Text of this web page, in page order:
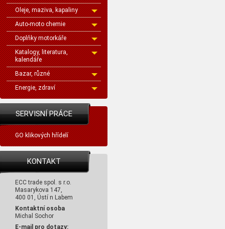
Oleje, maziva, kapaliny
Auto-moto chemie
Doplňky motorkáře
Katalogy, literatura,
kalendáře
Bazar, různé
Energie, zdraví
SERVISNÍ PRÁCE
GO klikových hřídelí
KONTAKT
ECC trade spol. s r.o.
Masarykova 147,
400 01, Ústí n Labem
Kontaktní osoba
Michal Sochor
E-mail pro dotazy: